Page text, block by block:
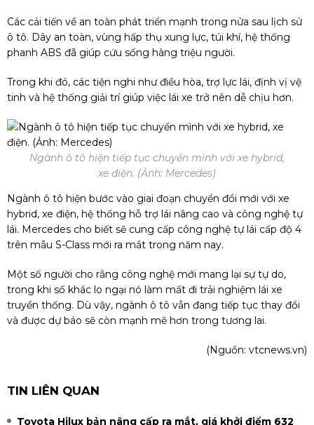
Các cải tiến về an toàn phát triển mạnh trong nửa sau lịch sử
ô tô. Dây an toàn, vùng hấp thụ xung lực, túi khí, hệ thống
phanh ABS đã giúp cứu sống hàng triệu người.
Trong khi đó, các tiện nghi như điều hòa, trợ lực lái, định vị vệ
tinh và hệ thống giải trí giúp việc lái xe trở nên dễ chịu hơn.
Ngành ô tô hiện tiếp tục chuyển mình với xe hybrid,
xe điện. (Ảnh: Mercedes)
Ngành ô tô hiện bước vào giai đoạn chuyển đổi mới với xe
hybrid, xe điện, hệ thống hỗ trợ lái nâng cao và công nghệ tự
lái. Mercedes cho biết sẽ cung cấp công nghệ tự lái cấp độ 4
trên mẫu S-Class mới ra mắt trong năm nay.
Một số người cho rằng công nghệ mới mang lại sự tự do,
trong khi số khác lo ngại nó làm mất đi trải nghiệm lái xe
truyền thống. Dù vậy, ngành ô tô vẫn đang tiếp tục thay đổi
và được dự báo sẽ còn mạnh mẽ hơn trong tương lai.
(Nguồn: vtcnews.vn)
TIN LIÊN QUAN
Toyota Hilux bản nâng cấp ra mắt, giá khởi điểm 632